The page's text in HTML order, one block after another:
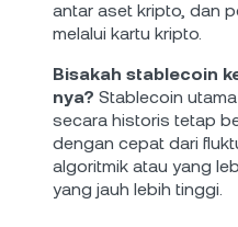
antar aset kripto, dan
melalui kartu kripto.
Bisakah stablecoin
nya? Stablecoin
secara historis tetap
dengan cepat dari
algoritmik atau yang
yang jauh lebih tinggi.